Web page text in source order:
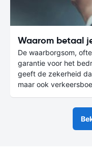
Waarom betaal
De waarborgsom,
garantie voor het
geeft de zekerheid
maar ook